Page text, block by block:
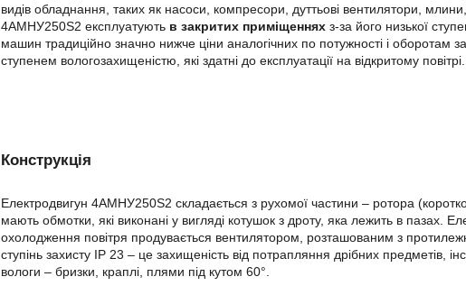
видів обладнання, таких як насоси, компресори, дуттьові вентилятори,
4АМНУ250Ѕ2 експлуатують в закритих приміщеннях з-за його низької
машин традиційно значно нижче ціни аналогічних по потужності і оборотам
ступенем вологозахищеністю, які здатні до експлуатації на відкритому повітрі.
Конструкція
Електродвигун 4АМНУ250Ѕ2 складається з рухомої частини – ротора
мають обмотки, які виконані у вигляді котушок з дроту, яка лежить в пазах.
охолодження повітря продувається вентилятором, розташованим з
ступінь захисту IP 23 – це захищеність від потрапляння дрібних предметів,
вологи – бризки, краплі, плями під кутом 60°.